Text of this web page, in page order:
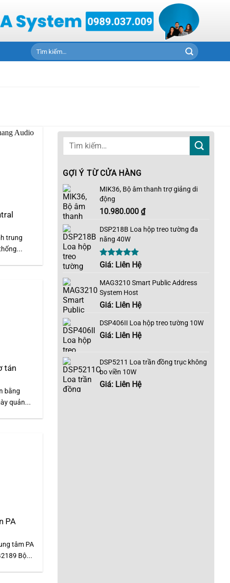
Tìm
kiếm:
trung
tán
bằng
quản...
PA
tâm PA
Bộ...
GỢI Ý TỪ CỬA HÀNG
MIK36, Bộ âm thanh trợ giảng di
động
10.980.000 ₫
DSP218B Loa hộp treo tường đa
năng 40W
Được xếp
5 sao
Giá: Liên Hệ
MAG3210 Smart Public Address
System Host
Giá: Liên Hệ
DSP406II Loa hộp treo tường 10W
Giá: Liên Hệ
DSP5211 Loa trần đồng trục không
bo viền 10W
Giá: Liên Hệ